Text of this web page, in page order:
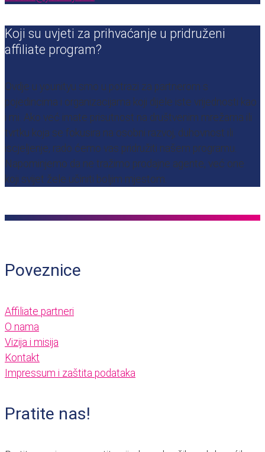
Koji su uvjeti za prihvaćanje u pridruženi
affiliate program?
Ovdje u younityu smo u potrazi za partnerom s
pojedincima i organizacijama koji dijele iste vrijednosti kao
i mi. Ako već imate prisutnost na društvenim mrežama ili
tvrtku koja se fokusira na osobni razvoj, duhovnost ili
iscjeljenje, rado ćemo vas pridružiti našem programu.
Napominjemo da ne tražimo prodajne agente, već one
koji svijet žele učiniti boljim mjestom.
Poveznice
Affiliate partneri
O nama
Vizija i misija
Kontakt
Impressum i zaštita podataka
Pratite nas!